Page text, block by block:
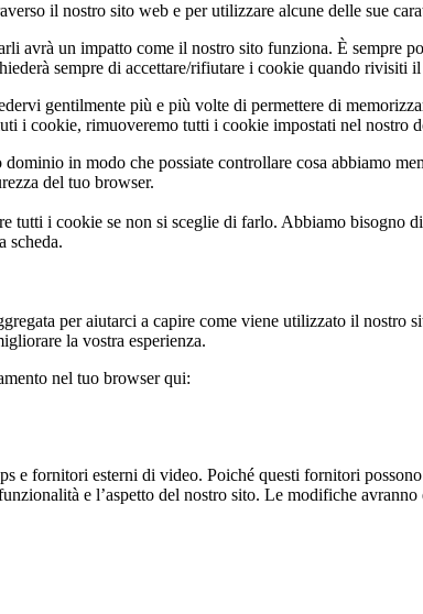
il nostro sito web e per utilizzare alcune delle sue
avrà un impatto come il nostro sito funziona. È sempre
sempre di accettare/rifiutare i cookie quando rivisiti
gentilmente più e più volte di permettere di
i cookie, rimuoveremo tutti i cookie impostati nel nostro
in modo che possiate controllare cosa abbiamo
del tuo browser.
tutti i cookie se non si sceglie di farlo. Abbiamo
scheda.
per aiutarci a capire come viene utilizzato il nostro
la vostra esperienza.
nel tuo browser qui:
e fornitori esterni di video. Poiché questi fornitori
e l’aspetto del nostro sito. Le modifiche